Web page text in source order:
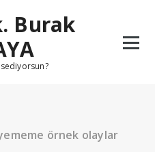
Burak
örnek olaylar